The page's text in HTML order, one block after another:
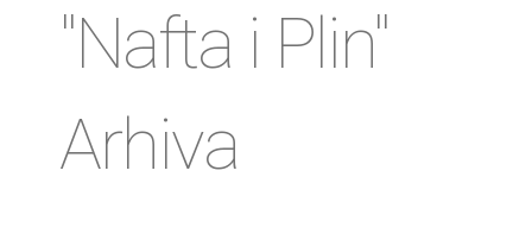
"Nafta i Plin"
Arhiva